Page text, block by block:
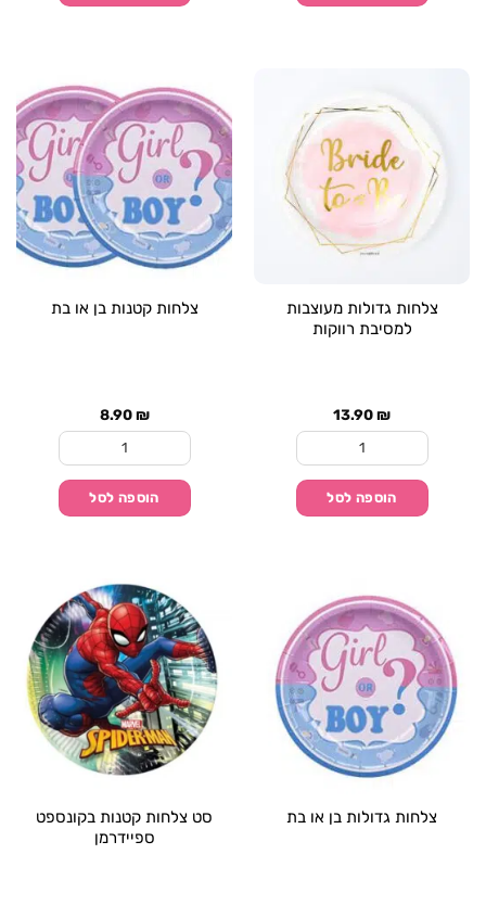
צלחות גדולות מעוצבות
למסיבת רווקות
13.90₪
כמות של צלחות גדולות מעוצבות למסיבת רווקות
הוספה לסל
צלחות קטנות בן או בת
8.90₪
כמות של צלחות
הוספה לסל
צלחות גדולות בן או בת
סט צלחות קטנות בקונספט
ספיידרמן